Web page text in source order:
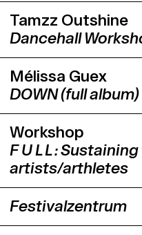
Tamzz Outshine
Dancehall
Mélissa Guex
DOWN (full album)
Workshop
F U L L :
artists/arthletes
Festivalzentrum